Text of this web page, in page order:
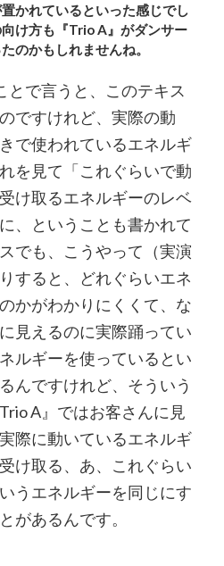
かれているといった感じでし
け方も『Trio A』がダンサー
のかもしれませんね。
とで言うと、このテキス
ですけれど、実際の動
で使われているエネルギ
を見て「これぐらいで動
け取るエネルギーのレベ
、ということも書かれて
でも、こうやって（実演
すると、どれぐらいエネ
かがわかりにくくて、な
見えるのに実際踊ってい
ルギーを使っているとい
んですけれど、そういう
A』ではお客さんに見
際に動いているエネルギ
け取る、あ、これぐらい
うエネルギーを同じにす
があるんです。